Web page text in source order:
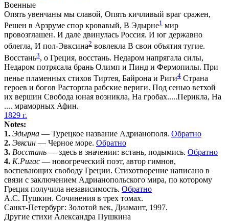
Военные
Опять увенчаны мы славой, Опять кичливый враг сражен,
Решен в Арзруме спор кровавый, В Эдырне1 мир
провозглашен. И дале двинулась Россия. И юг державно
облегла, И пол-Эвксина2 вовлекла В свои объятия тугие.
Восстань3, о Греция, восстань. Недаром напрягала силы,
Недаром потрясала брань Олимп и Пинд и Фермопилы. При
пенье пламенных стихов Тиртея, Байрона и Риги4 Страна
героев и богов Расторгла рабские вериги. Под сенью ветхой
их вершин Свобода юная возникла, На гробах.....Перикла, На
.... мраморных Афин.
1829 г.
Notes:
1. Эдырна — Турецкое название Адрианополя. Обратно
2. Эвксин — Черное море. Обратно
3. Восстань — здесь в значении: встань, подымись. Обратно
4. К.Ригас — новогреческий поэт, автор гимнов,
воспевающих свободу Греции. Стихотворение написано в
связи с заключением Адрианопольского мира, по которому
Греция получила независимость. Обратно
А.С. Пушкин. Сочинения в трех томах.
Санкт-Петербург: Золотой век, Диамант, 1997.
Другие стихи Александра Пушкина